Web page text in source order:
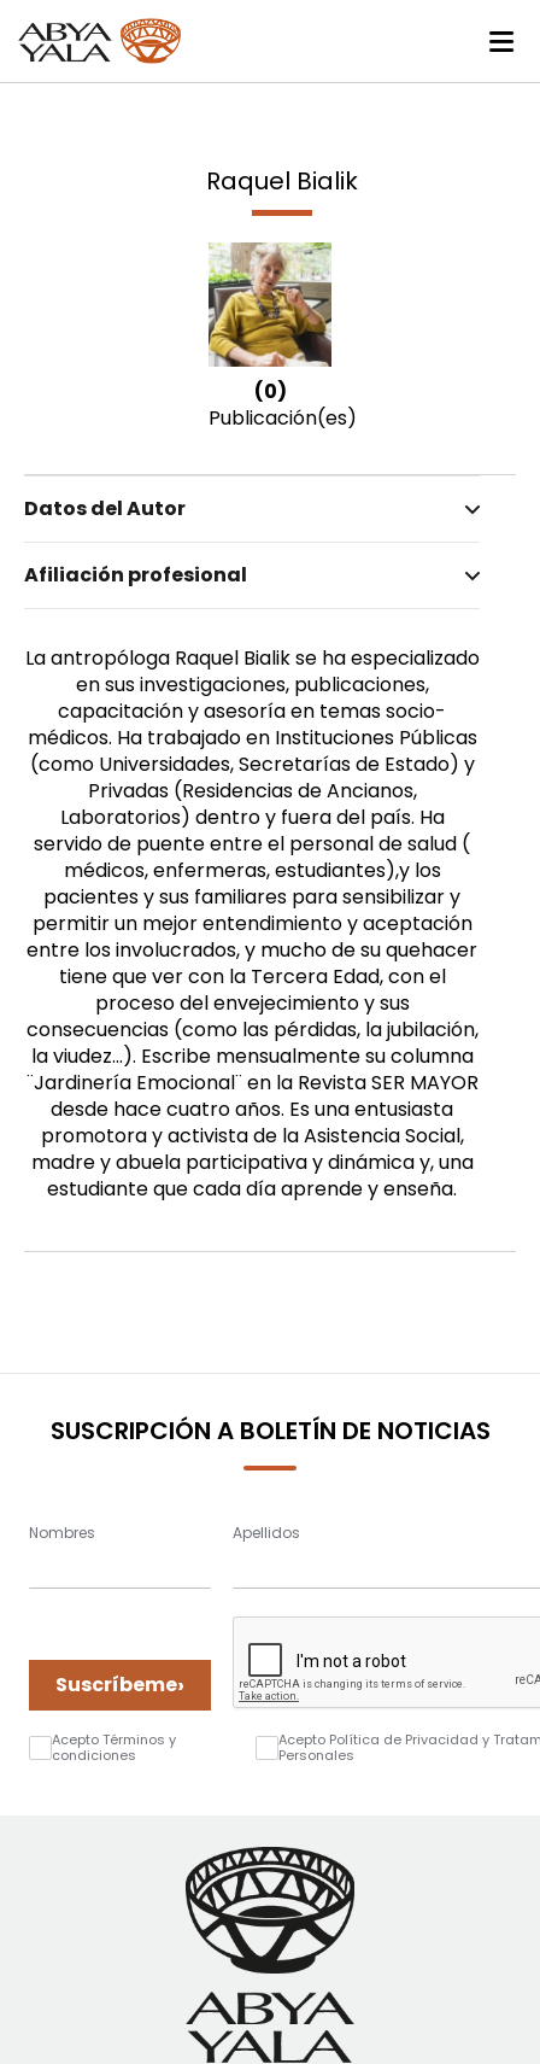
Raquel Bialik
(0)
Publicación(es)
Datos del Autor
Bialik, Raquel
Femenino
Afiliación profesional
La antropóloga Raquel Bialik se ha especializado
en sus investigaciones, publicaciones,
capacitación y asesoría en temas socio-
médicos. Ha trabajado en Instituciones Públicas
(como Universidades, Secretarías de Estado) y
Privadas (Residencias de Ancianos,
Laboratorios) dentro y fuera del país. Ha
servido de puente entre el personal de salud (
médicos, enfermeras, estudiantes),y los
pacientes y sus familiares para sensibilizar y
permitir un mejor entendimiento y aceptación
entre los involucrados, y mucho de su quehacer
tiene que ver con la Tercera Edad, con el
proceso del envejecimiento y sus
consecuencias (como las pérdidas, la jubilación,
la viudez…). Escribe mensualmente su columna
¨Jardinería Emocional¨ en la Revista SER MAYOR
desde hace cuatro años. Es una entusiasta
promotora y activista de la Asistencia Social,
madre y abuela participativa y dinámica y, una
estudiante que cada día aprende y enseña.
SUSCRIPCIÓN A BOLETÍN DE NOTICIAS
Nombres Apellidos
Suscríbeme›
Acepto Términos y
condiciones
Acepto Política de Privacidad y
Personales